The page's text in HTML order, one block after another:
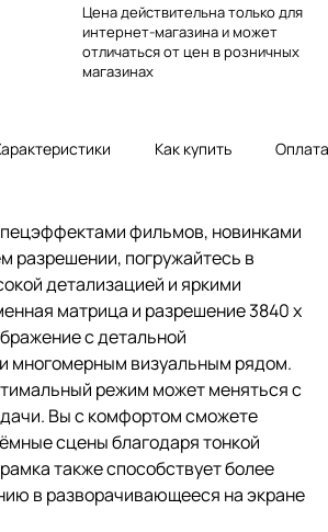
Цена действительна только для
интернет-магазина и может
отличаться от цен в розничных
магазинах
Как купить Оплата
фильмов, новинками
разрешении, погружайтесь в
детализацией и яркими
матрица и разрешение 3840 х
с детальной
многомерным визуальным рядом.
режим может меняться с
Вы с комфортом сможете
сцены благодаря тонкой
также способствует более
в разворачивающееся на экране